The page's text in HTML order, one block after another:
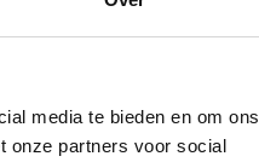
media te bieden en om ons
onze partners voor social